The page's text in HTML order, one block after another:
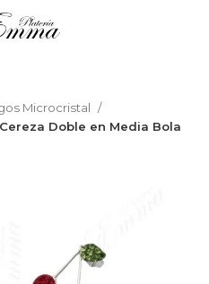
Microcristal
Doble en Media Bola